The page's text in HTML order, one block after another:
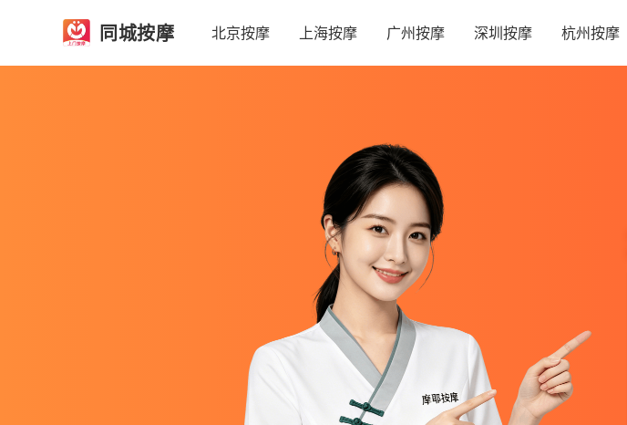
同城按摩 北京按摩 上海按摩 广州按摩 深圳按摩 杭州按摩